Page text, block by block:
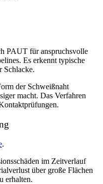
PAUT für anspruchsvolle
Es erkennt typische
Schlacke.
der Schweißnaht
macht. Das Verfahren
.
im Zeitverlauf
über große Flächen
erhalten.